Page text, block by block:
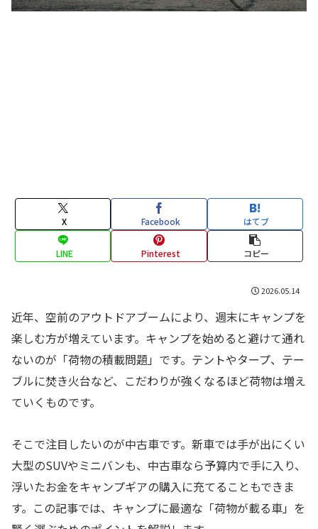
X Facebook はてブ
LINE Pinterest コピー
2026.05.14
近年、空前のアウトドアブームにより、週末にキャンプを
楽しむ方が増えています。キャンプを始めると避けて通れ
ないのが「荷物の積載問題」です。テントやタープ、テー
ブルに焚き火台など、こだわりが強くなるほど荷物は増え
ていくものです。
そこで注目したいのが中古車です。新車では手が出にくい
大型のSUVやミニバンも、中古車なら予算内で手に入り、
浮いたお金をキャンプギアの購入に充てることもできま
す。この記事では、キャンプに最適な「荷物が載る車」を